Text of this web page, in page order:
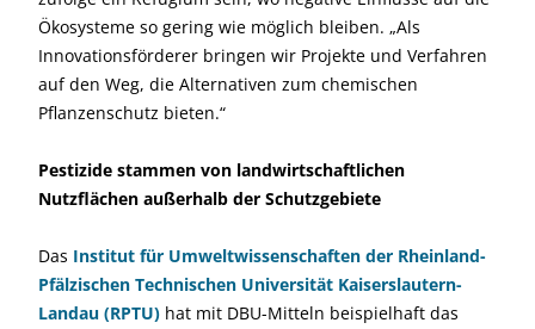
Ökosysteme so gering wie möglich bleiben. „Als
Innovationsförderer bringen wir Projekte und Verfahren
auf den Weg, die Alternativen zum chemischen
Pflanzenschutz bieten.“
Pestizide stammen von landwirtschaftlichen
Nutzflächen außerhalb der Schutzgebiete
Das Institut für Umweltwissenschaften der Rheinland-
Pfälzischen Technischen Universität Kaiserslautern-
Landau (RPTU) hat mit DBU-Mitteln beispielhaft das